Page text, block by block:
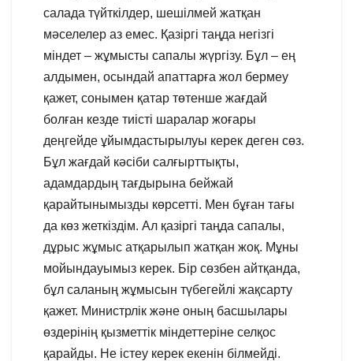
салада түйткілдер, шешілмей жатқан
мәселелер аз емес. Қазіргі таңда негізгі
міндет – жұмысты сапалы жүргізу. Бұл – ең
алдымен, осындай апаттарға жол бермеу
қажет, сонымен қатар төтенше жағдай
болған кезде тиісті шаралар жоғары
деңгейде ұйымдастырылуы керек деген сөз.
Бұл жағдай кәсіби салғырттықты,
адамдардың тағдырына бейжай
қарайтынымызды көрсетті. Мен бұған тағы
да көз жеткіздім. Ал қазіргі таңда сапалы,
дұрыс жұмыс атқарылып жатқан жоқ. Мұны
мойындауымыз керек. Бір сөзбен айтқанда,
бұл саланың жұмысын түбегейлі жақсарту
қажет. Министрлік және оның басшылары
өздерінің қызметтік міндеттеріне селқос
қарайды. Не істеу керек екенін білмейді.